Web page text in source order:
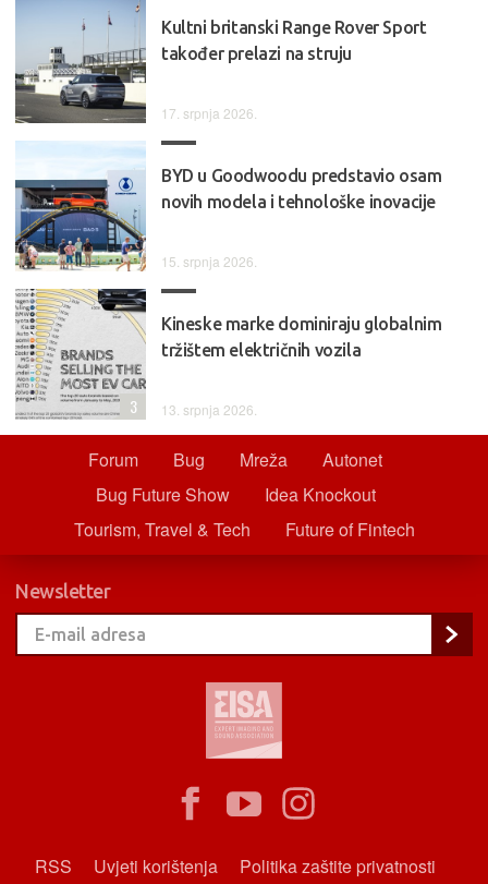
Kultni britanski Range Rover Sport
također prelazi na struju
17. srpnja 2026.
BYD u Goodwoodu predstavio osam
novih modela i tehnološke inovacije
15. srpnja 2026.
Kineske marke dominiraju globalnim
tržištem električnih vozila
13. srpnja 2026.
3
Forum Bug Mreža
Autonet
Bug Future Show
Idea Knockout
Tourism, Travel & Tech
Future of Fintech
Newsletter
RSS Uvjeti korištenja
Politika zaštite privatnosti